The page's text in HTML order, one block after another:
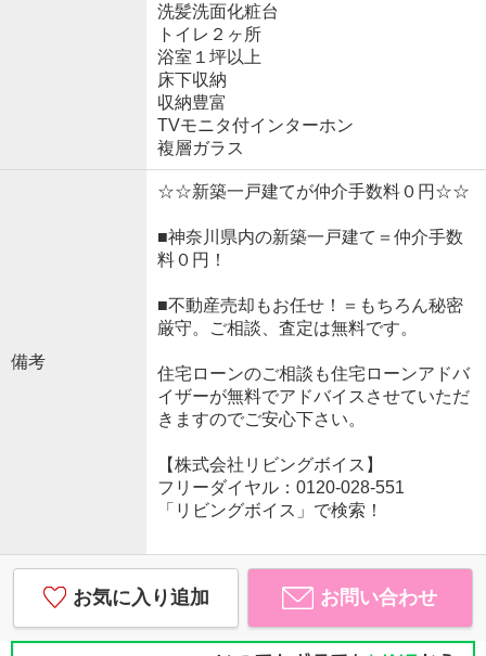
洗髪洗面化粧台
トイレ２ヶ所
浴室１坪以上
床下収納
収納豊富
TVモニタ付インターホン
複層ガラス
備考
☆☆新築一戸建てが仲介手数料０円☆☆
■神奈川県内の新築一戸建て＝仲介手数
料０円！
■不動産売却もお任せ！＝もちろん秘密
厳守。ご相談、査定は無料です。
住宅ローンのご相談も住宅ローンアドバ
イザーが無料でアドバイスさせていただ
きますのでご安心下さい。
【株式会社リビングボイス】
フリーダイヤル：0120-028-551
「リビングボイス」で検索！
お気に入り追加 お問い合わせ